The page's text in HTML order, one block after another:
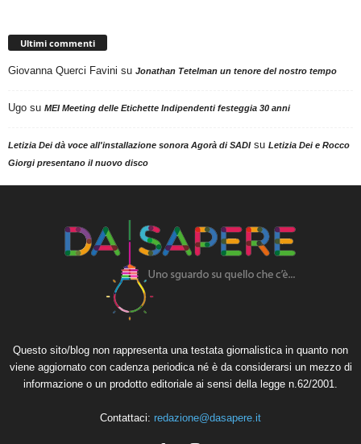
Ultimi commenti
Giovanna Querci Favini su Jonathan Tetelman un tenore del nostro tempo
Ugo su MEI Meeting delle Etichette Indipendenti festeggia 30 anni
Letizia Dei dà voce all'installazione sonora Agorà di SADIsu Letizia Dei e Rocco
Giorgi presentano il nuovo disco
Questo sito/blog non rappresenta una testata giornalistica in quanto non
viene aggiornato con cadenza periodica né è da considerarsi un mezzo di
informazione o un prodotto editoriale ai sensi della legge n.62/2001.
Contattaci: redazione@dasapere.it